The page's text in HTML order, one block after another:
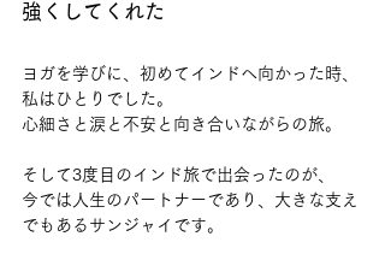
強くしてくれた
ヨガを学びに、初めてインドへ向かった時、
私はひとりでした。
心細さと涙と不安と向き合いながらの旅。
そして3度目のインド旅で出会ったのが、
今では人生のパートナーであり、大きな支え
でもあるサンジャイです。